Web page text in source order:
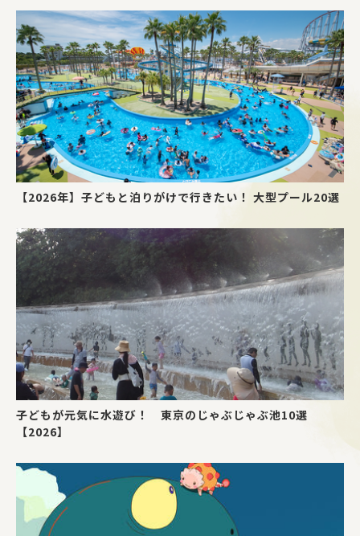
【2026年】子どもと泊りがけで行きたい！ 大型プール20選
子どもが元気に水遊び！ 東京のじゃぶじゃぶ池10選
【2026】